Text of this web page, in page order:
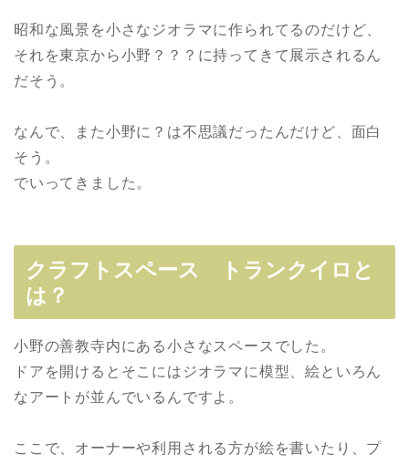
昭和な風景を小さなジオラマに作られてるのだけど、
それを東京から小野？？？に持ってきて展示されるん
だそう。
なんで、また小野に？は不思議だったんだけど、面白
そう。
でいってきました。
クラフトスペース トランクイロと
は？
小野の善教寺内にある小さなスペースでした。
ドアを開けるとそこにはジオラマに模型、絵といろん
なアートが並んでいるんですよ。
ここで、オーナーや利用される方が絵を書いたり、プ